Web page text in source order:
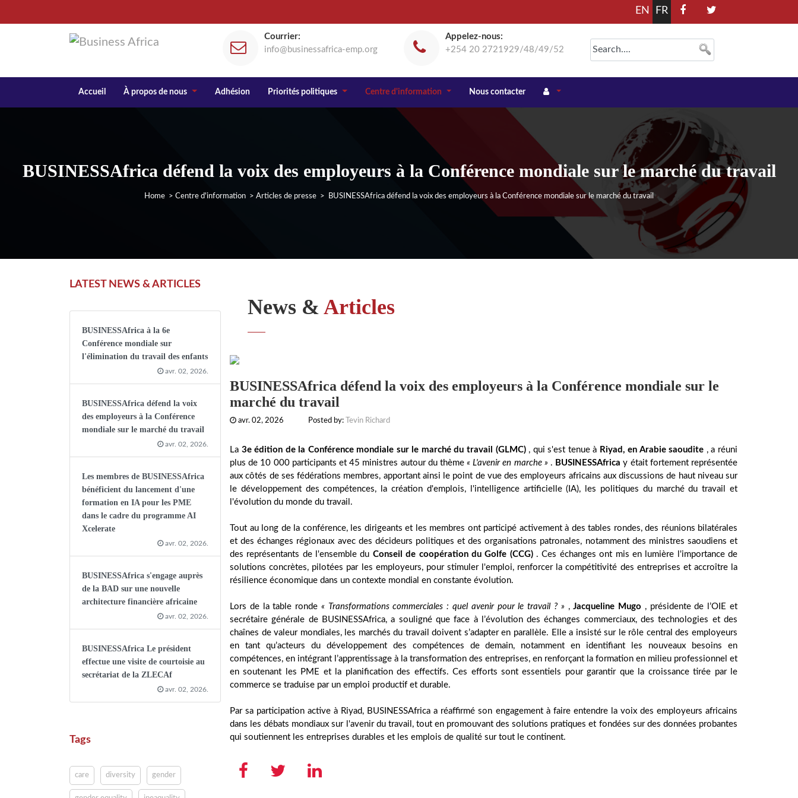
EN FR
Courrier:
info@businessafrica-emp.org
Appelez-nous:
+254 20 2721929/48/49/52
Accueil À propos de nous Adhésion Priorités politiques Centre d'information Nous contacter
BUSINESSAfrica défend la voix des employeurs à la Conférence mondiale sur le marché du travail
Home > Centre d'information > Articles de presse > BUSINESSAfrica défend la voix des employeurs à la Conférence mondiale sur le marché du travail
LATEST NEWS & ARTICLES
BUSINESSAfrica à la 6e
Conférence mondiale sur
l'élimination du travail des enfants
avr. 02, 2026.
BUSINESSAfrica défend la voix
des employeurs à la Conférence
mondiale sur le marché du travail
avr. 02, 2026.
Les membres de BUSINESSAfrica
bénéficient du lancement d'une
formation en IA pour les PME
dans le cadre du programme AI
Xcelerate
avr. 02, 2026.
BUSINESSAfrica s'engage auprès
de la BAD sur une nouvelle
architecture financière africaine
avr. 02, 2026.
BUSINESSAfrica Le président
effectue une visite de courtoisie au
secrétariat de la ZLECAf
avr. 02, 2026.
Tags
care diversity gender
News & Articles
BUSINESSAfrica défend la voix des employeurs à la Conférence mondiale sur le
marché du travail
avr. 02, 2026 Posted by: Tevin Richard
La 3e édition de la Conférence mondiale sur le marché du travail (GLMC), qui s'est tenue à Riyad, en Arabie saoudite , a réuni
plus de 10 000 participants et 45 ministres autour du thème« L'avenir en marche » . BUSINESSAfrica y était fortement représentée
aux côtés de ses fédérations membres, apportant ainsi le point de vue des employeurs africains aux discussions de haut niveau sur
le développement des compétences, la création d'emplois, l'intelligence artificielle (IA), les politiques du marché du travail et
l'évolution du monde du travail.
Tout au long de la conférence, les dirigeants et les membres ont participé activement à des tables rondes, des réunions bilatérales
et des échanges régionaux avec des décideurs politiques et des organisations patronales, notamment des ministres saoudiens et
des représentants de l'ensemble du Conseil de coopération du Golfe (CCG). Ces échanges ont mis en lumière l'importance de
solutions concrètes, pilotées par les employeurs, pour stimuler l'emploi, renforcer la compétitivité des entreprises et accroître la
résilience économique dans un contexte mondial en constante évolution.
Lors de la table ronde « Transformations commerciales : quel avenir pour le travail ? » ,Jacqueline Mugo , présidente de l’OIE et
secrétaire générale de BUSINESSAfrica, a souligné que face à l’évolution des échanges commerciaux, des technologies et des
chaînes de valeur mondiales, les marchés du travail doivent s’adapter en parallèle. Elle a insisté sur le rôle central des employeurs
en tant qu’acteurs du développement des compétences de demain, notamment en identifiant les nouveaux besoins en
compétences, en intégrant l’apprentissage à la transformation des entreprises, en renforçant la formation en milieu professionnel et
en soutenant les PME et la planification des effectifs. Ces efforts sont essentiels pour garantir que la croissance tirée par le
commerce se traduise par un emploi productif et durable.
Par sa participation active à Riyad, BUSINESSAfrica a réaffirmé son engagement à faire entendre la voix des employeurs africains
dans les débats mondiaux sur l'avenir du travail, tout en promouvant des solutions pratiques et fondées sur des données probantes
qui soutiennent les entreprises durables et les emplois de qualité sur tout le continent.